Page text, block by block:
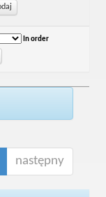
In order
następny